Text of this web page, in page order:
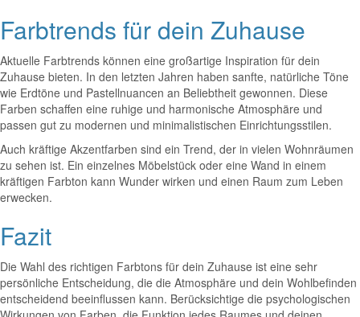
Farbtrends für dein Zuhause
Aktuelle Farbtrends können eine großartige Inspiration für dein
Zuhause bieten. In den letzten Jahren haben sanfte, natürliche Töne
wie Erdtöne und Pastellnuancen an Beliebtheit gewonnen. Diese
Farben schaffen eine ruhige und harmonische Atmosphäre und
passen gut zu modernen und minimalistischen Einrichtungsstilen.
Auch kräftige Akzentfarben sind ein Trend, der in vielen Wohnräumen
zu sehen ist. Ein einzelnes Möbelstück oder eine Wand in einem
kräftigen Farbton kann Wunder wirken und einen Raum zum Leben
erwecken.
Fazit
Die Wahl des richtigen Farbtons für dein Zuhause ist eine sehr
persönliche Entscheidung, die die Atmosphäre und dein Wohlbefinden
entscheidend beeinflussen kann. Berücksichtige die psychologischen